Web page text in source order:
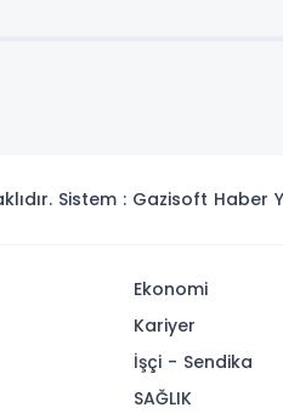
Sistem : Gazisoft Haber
Ekonomi
Kariyer
İşçi - Sendika
SAĞLIK